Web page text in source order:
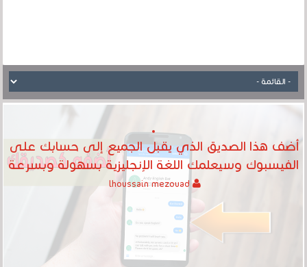
أضف هذا الصديق الذي يقبل الجميع إلى حسابك على
الفيسبوك وسيعلمك اللغة الإنجليزية بسهولة وبسرعة
lhoussain mezouad